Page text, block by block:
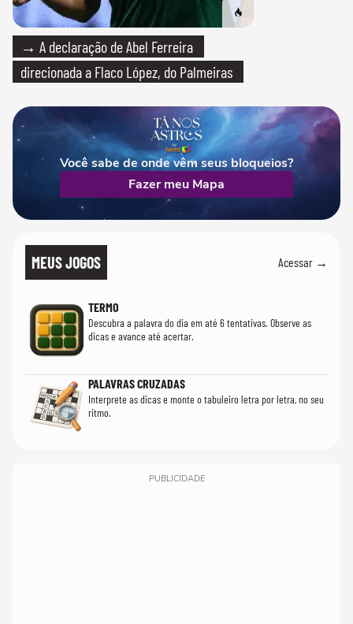
→ A declaração de Abel Ferreira
direcionada a Flaco López, do Palmeiras
Você sabe de onde vêm seus bloqueios?
Fazer meu Mapa
MEUS JOGOS Acessar →
TERMO
Descubra a palavra do dia em até 6 tentativas. Observe as
dicas e avance até acertar.
PALAVRAS CRUZADAS
Interprete as dicas e monte o tabuleiro letra por letra, no seu
ritmo.
PUBLICIDADE